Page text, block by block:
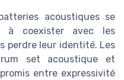
acoustiques se
à coexister avec les
perdre leur identité. Les
set acoustique et
entre expressivité